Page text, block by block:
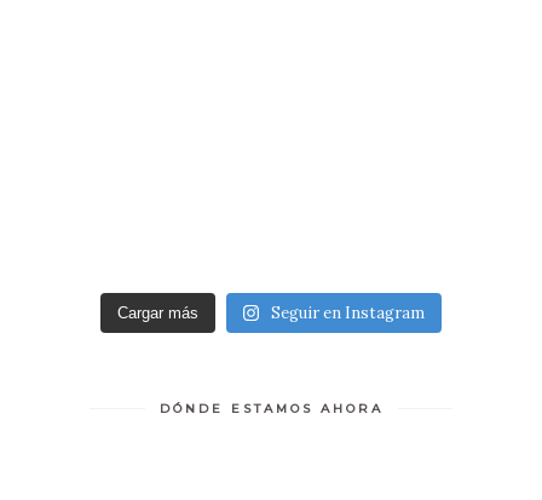
Cargar más Seguir en Instagram
DÓNDE ESTAMOS AHORA